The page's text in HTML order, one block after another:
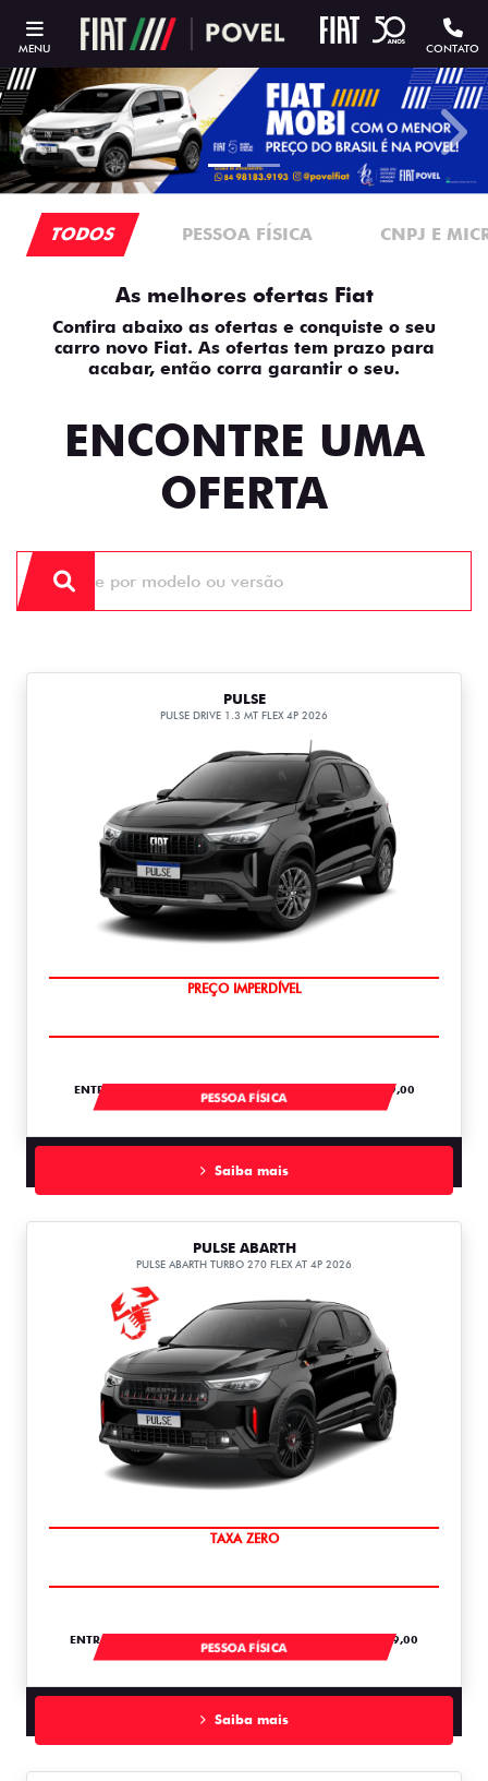
MENU CONTATO
templates.template-
TODOS PESSOA FÍSICA CNPJ E
As melhores ofertas Fiat
Confira abaixo as ofertas e conquiste o seu
carro novo Fiat. As ofertas tem prazo para
acabar, então corra garantir o seu.
ENCONTRE UMA
OFERTA
PULSE
PULSE DRIVE 1.3 MT FLEX 4P 2026
OPORTUNIDADE
ENTRADA DE R$ 60.070,57 +36 PARCELAS DE R$ 1.489,00
PESSOA FÍSICA
Saiba mais
PULSE ABARTH
PULSE ABARTH TURBO 270 FLEX AT 4P 2026
SAIA DE FIAT 0KM
ENTRADA DE R$ 104.728,61 +18 PARCELAS DE R$ 2.759,00
PESSOA FÍSICA
Saiba mais